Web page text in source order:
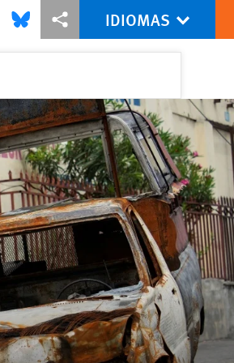
via Facebook
Share this via Bluesky
Share this via Compartir
IDIOMAS